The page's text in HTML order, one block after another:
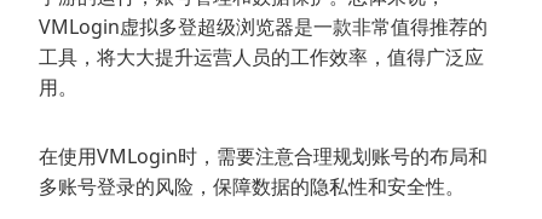
VMLogin虚拟多登超级浏览器是一款非常值得推荐的
工具，将大大提升运营人员的工作效率，值得广泛应
用。
在使用VMLogin时，需要注意合理规划账号的布局和
多账号登录的风险，保障数据的隐私性和安全性。